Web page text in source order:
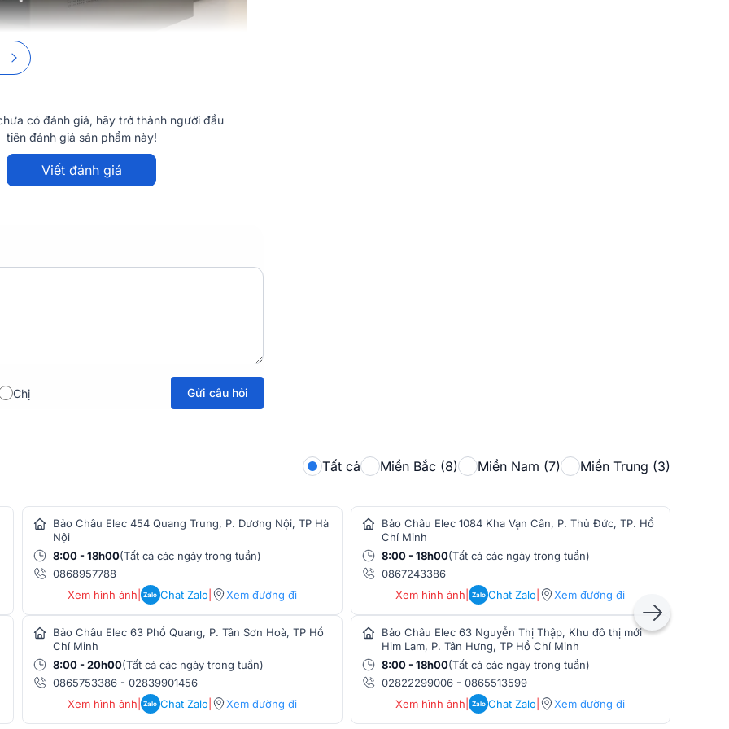
Monte Carlo
điểm nhấn của tủ kệ đặt máy chiếu
của tủ sẽ tự động hoạt động, mang đến
này không chỉ tiện lợi mà còn tạo
hưởng ngay những phút giây giải trí
minh, tương thích với nhiều dòng máy
hay Epson LS800B. Cũng chính nhờ
thể chứa máy chiếu cùng các thiết bị
đảm bảo không gây tiếng ồn, mang lại
để bạn bảo vệ máy chiếu khỏi bụi bẩn và
có đánh giá, hãy trở thành người đầu
tiên đánh giá sản phẩm này!
Viết đánh giá
Chị Gửi câu hỏi
Tất cả Miền Bắc (8) Miền Nam (7) Miền Trung (3)
Bảo Châu Elec 454 Quang Trung, P. Dương Nội, TP Hà
Nội
8:00 - 18h00(Tất cả các ngày trong tuần)
0868957788
Xem hình ảnh
Zalo Chat Zalo| Xem đường đi
Bảo Châu Elec 63 Phổ Quang, P. Tân Sơn Hoà, TP Hồ
Chí Minh
8:00 - 20h00(Tất cả các ngày trong tuần)
0865753386 -02839901456
Xem hình ảnh
Zalo Chat Zalo| Xem đường đi
Bảo Châu Elec 1084 Kha Vạn Cân, P. Thủ Đức, TP. Hồ
Chí Minh
8:00 - 18h00(Tất cả các ngày trong tuần)
0867243386
Xem hình ảnh | Zalo Chat Zalo Xem đường đi
Bảo Châu Elec 63 Nguyễn Thị Thập, Khu đô thị mới
Him Lam, P. Tân Hưng, TP Hồ Chí Minh
8:00 - 18h00(Tất cả các ngày trong tuần)
02822299006- 0865513599
Xem hình ảnh | Zalo Chat Zalo Xem đường đi